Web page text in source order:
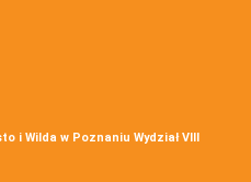
i Wilda w Poznaniu Wydział VIII